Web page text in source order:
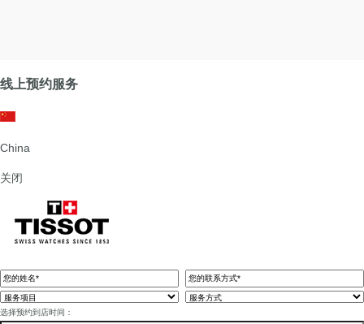
线上预约服务
China
关闭
选择预约到店时间：